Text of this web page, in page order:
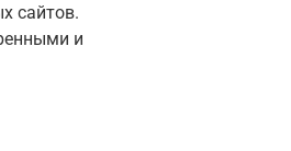
сайтов.
и